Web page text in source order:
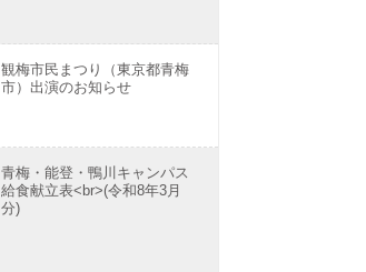
観梅市民まつり（東京都青梅
市）出演のお知らせ
青梅・能登・鴨川キャンパス
給食献立表<br>(令和8年3月
分)